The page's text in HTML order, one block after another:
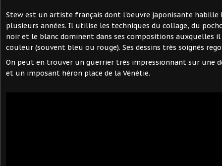
Stew est un artiste français dont l'oeuvre japonisante habille
plusieurs années. Il utilise les techniques du collage, du
noir et le blanc dominent dans ses compositions auxquelles
couleur (souvent bleu ou rouge). Ses dessins très soignés
On peut en trouver un guerrier très impressionnant sur une
et un imposant héron place de la Vénétie.